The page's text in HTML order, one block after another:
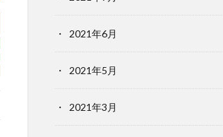
2021年6月
2021年5月
2021年3月